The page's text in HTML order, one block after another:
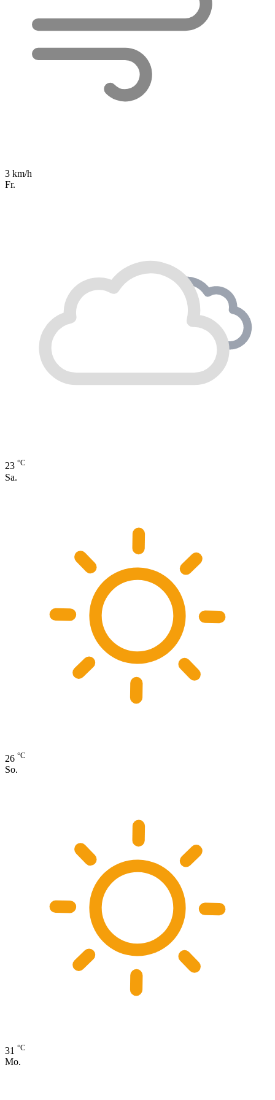
3 km/h
Fr.
23 °C
Sa.
26 °C
So.
31 °C
Mo.